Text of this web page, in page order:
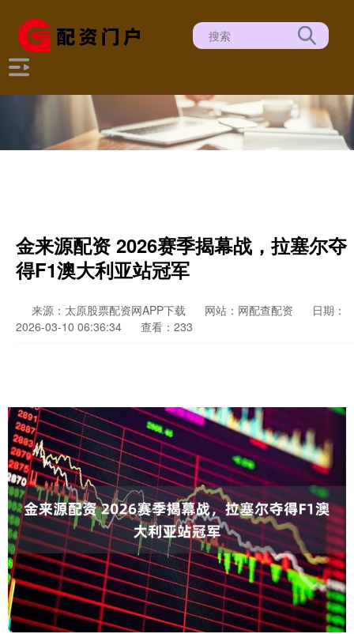
金来源配资 2026赛季揭幕战，拉塞尔夺
得F1澳大利亚站冠军
来源：太原股票配资网APP下载 网站：网配查配资
日期：
2026-03-10 06:36:34
查看：233